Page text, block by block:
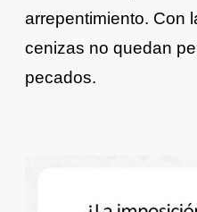
arrepentimiento. Con
cenizas no quedan
pecados.